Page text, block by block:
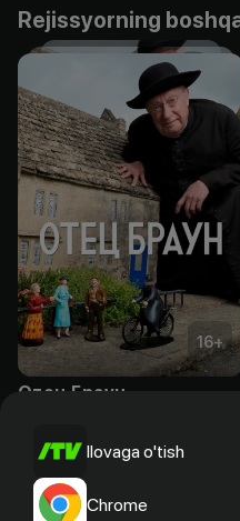
Rejissyorning
16+
Отец Браун
Ilovaga o'tish
Chrome